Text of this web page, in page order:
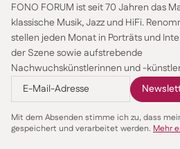
FONO FORUM ist seit 70 Jahren das
klassische Musik, Jazz und HiFi.
stellen jeden Monat in Porträts und
der Szene sowie aufstrebende
Nachwuchskünstlerinnen und -
Mit dem Absenden stimme ich zu, dass
gespeichert und verarbeitet werden. Mehr